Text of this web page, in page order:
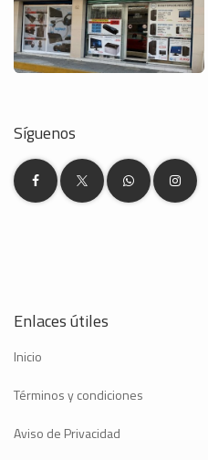
Síguenos
Enlaces útiles
Inicio
Términos y condiciones
Aviso de Privacidad